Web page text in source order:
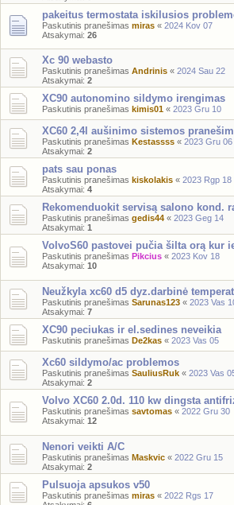
pakeitus termostata iskilusios
Paskutinis pranešimas miras « 2024 Kov 07
Atsakymai: 26
Xc 90 webasto
Paskutinis pranešimas Andrinis « 2024 Sau 22
Atsakymai: 2
XC90 autonomino sildymo irengimas
Paskutinis pranešimas kimis01 « 2023 Gru 10
XC60 2,4l aušinimo sistemos
Paskutinis pranešimas Kestassss « 2023 Gru 06
Atsakymai: 2
pats sau ponas
Paskutinis pranešimas kiskolakis « 2023 Rgp 18
Atsakymai: 4
Rekomenduokit servisą salono kond.
Paskutinis pranešimas gedis44 « 2023 Geg 14
Atsakymai: 1
VolvoS60 pastovei pučia šilta orą kur
Paskutinis pranešimas Pikcius « 2023 Kov 18
Atsakymai: 10
Neužkyla xc60 d5 dyz.darbinė
Paskutinis pranešimas Sarunas123 « 2023 Vas
Atsakymai: 7
XC90 peciukas ir el.sedines neveikia
Paskutinis pranešimas De2kas « 2023 Vas 05
Xc60 sildymo/ac problemos
Paskutinis pranešimas SauliusRuk « 2023 Vas
Atsakymai: 2
Volvo XC60 2.0d. 110 kw dingsta
Paskutinis pranešimas savtomas « 2022 Gru 30
Atsakymai: 12
Nenori veikti A/C
Paskutinis pranešimas Maskvic « 2022 Gru 15
Atsakymai: 2
Pulsuoja apsukos v50
Paskutinis pranešimas miras « 2022 Rgs 17